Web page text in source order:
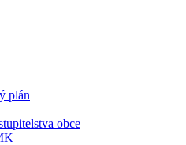
plán
obce